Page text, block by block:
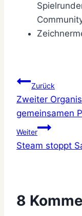
Zurück
Zweiter
gemeinsamen
Weiter
Steam stoppt
8